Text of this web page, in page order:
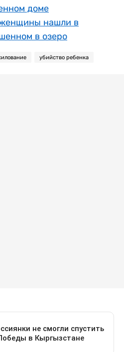
доме
нашли в
в озеро
убийство ребенка